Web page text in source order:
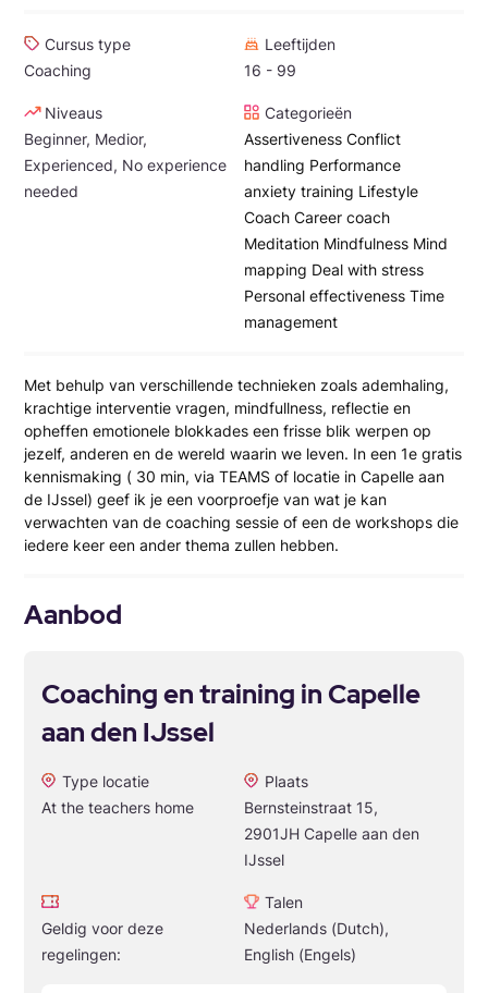
Cursus type
Coaching
Leeftijden
16 - 99
Niveaus
Beginner, Medior,
Experienced, No experience
needed
Categorieën
Assertiveness Conflict
handling Performance
anxiety training Lifestyle
Coach Career coach
Meditation Mindfulness Mind
mapping Deal with stress
Personal effectiveness Time
management
Met behulp van verschillende technieken zoals ademhaling,
krachtige interventie vragen, mindfullness, reflectie en
opheffen emotionele blokkades een frisse blik werpen op
jezelf, anderen en de wereld waarin we leven. In een 1e gratis
kennismaking ( 30 min, via TEAMS of locatie in Capelle aan
de IJssel) geef ik je een voorproefje van wat je kan
verwachten van de coaching sessie of een de workshops die
iedere keer een ander thema zullen hebben.
Aanbod
Coaching en training in Capelle
aan den IJssel
Type locatie
At the teachers home
Plaats
Bernsteinstraat 15,
2901JH Capelle aan den
IJssel
Geldig voor deze
regelingen:
Talen
Nederlands (Dutch),
English (Engels)